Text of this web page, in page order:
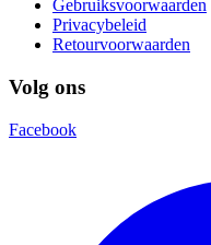
Gebruiksvoorwaarden
Privacybeleid
Retourvoorwaarden
Volg ons
Facebook